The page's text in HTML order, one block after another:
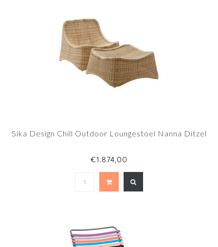
Sika Design Chill Outdoor Loungestoel Nanna Ditzel
€1.874,00